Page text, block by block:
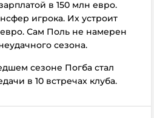
в 150 млн евро.
игрока. Их устроит
Сам Поль не намерен
сезона.
сезоне Погба стал
в 10 встречах клуба.